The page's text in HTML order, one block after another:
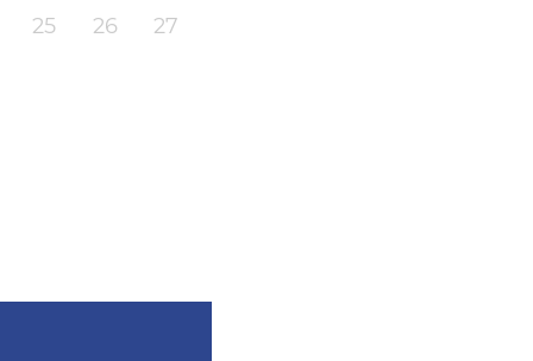
25 26
27